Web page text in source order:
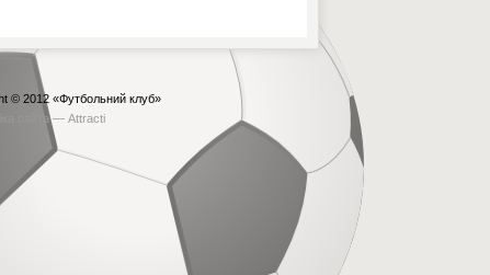
© 2012 «Футбольний клуб»
сайта — Attracti